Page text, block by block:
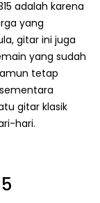
adalah karena
yang
gitar ini juga
yang sudah
tetap
gitar klasik
hari.